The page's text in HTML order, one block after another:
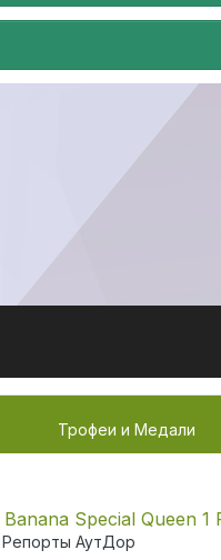
Трофеи и Медали
Special Queen 1
Репорты АутДор